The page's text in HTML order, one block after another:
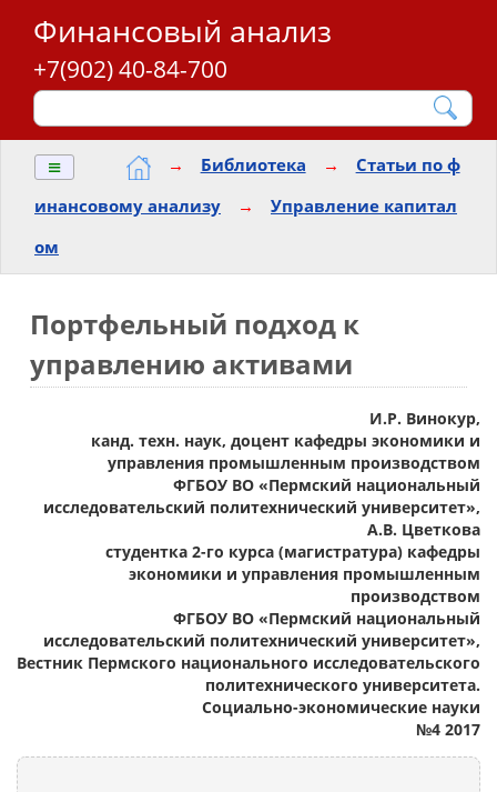
Финансовый анализ
+7(902) 40-84-700
≡ → Библиотека →
Статьи по ф
инансовому анализу
→
Управление капитал
ом
Портфельный подход к
управлению активами
И.Р. Винокур,
канд. техн. наук, доцент кафедры экономики и
управления промышленным производством
ФГБОУ ВО «Пермский национальный
исследовательский политехнический университет»,
А.В. Цветкова
студентка 2-го курса (магистратура) кафедры
экономики и управления промышленным
производством
ФГБОУ ВО «Пермский национальный
исследовательский политехнический университет»,
Вестник Пермского национального исследовательского
политехнического университета.
Социально-экономические науки
№4 2017